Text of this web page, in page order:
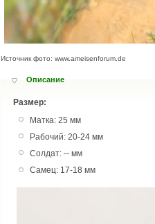
Источник фото: www.ameisenforum.de
Описание
Размер:
Матка: 25 мм
Рабочий: 20-24 мм
Солдат: -- мм
Самец: 17-18 мм